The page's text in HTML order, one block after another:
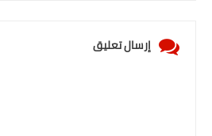
إرسال تعليق